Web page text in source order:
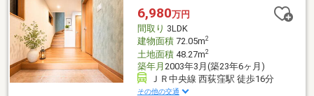
も最適な環境です！現地、周辺環境の確認等含めご見学は随時承
っております。お気軽にお問合せください！
6,980万円
間取り 3LDK
建物面積72.05m2
土地面積48.27m2
築年月 2003年3月(築23年6ヶ月)
ＪＲ中央線 西荻窪駅 徒歩16分
その他の交通